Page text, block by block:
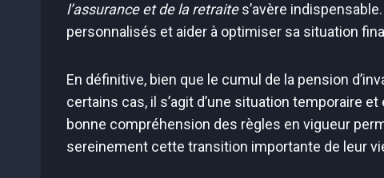
l’assurance et de la retraites’avère
personnalisés et aider à optimiser sa situation
En définitive, bien que le cumul de la pension
certains cas, il s’agit d’une situation temporaire
bonne compréhension des règles en vigueur
sereinement cette transition importante de leur